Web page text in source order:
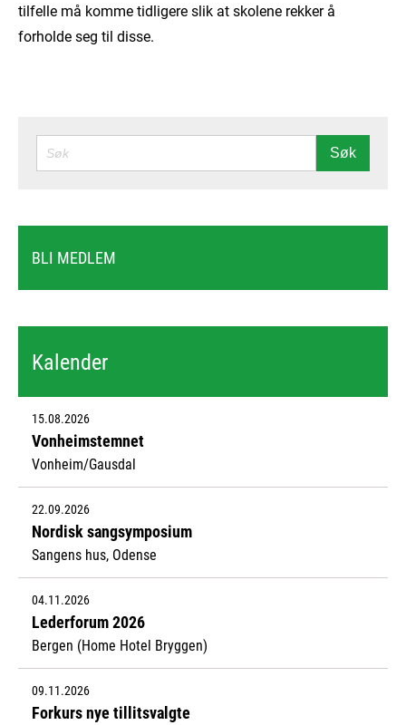
tilfelle må komme tidligere slik at skolene rekker å
forholde seg til disse.
SØK Søk
BLI MEDLEM
Kalender
15.08.2026
Vonheimstemnet
Vonheim/Gausdal
22.09.2026
Nordisk sangsymposium
Sangens hus, Odense
04.11.2026
Lederforum 2026
Bergen (Home Hotel Bryggen)
09.11.2026
Forkurs nye tillitsvalgte